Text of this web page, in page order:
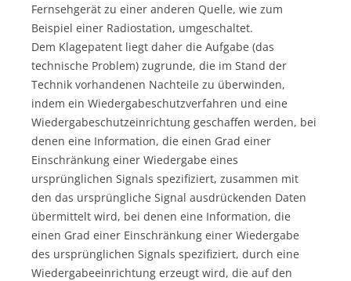
Fernsehgerät zu einer anderen Quelle, wie zum
Beispiel einer Radiostation, umgeschaltet.
Dem Klagepatent liegt daher die Aufgabe (das
technische Problem) zugrunde, die im Stand der
Technik vorhandenen Nachteile zu überwinden,
indem ein Wiedergabeschutzverfahren und eine
Wiedergabeschutzeinrichtung geschaffen werden, bei
denen eine Information, die einen Grad einer
Einschränkung einer Wiedergabe eines
ursprünglichen Signals spezifiziert, zusammen mit
den das ursprüngliche Signal ausdrückenden Daten
übermittelt wird, bei denen eine Information, die
einen Grad einer Einschränkung einer Wiedergabe
des ursprünglichen Signals spezifiziert, durch eine
Wiedergabeeinrichtung erzeugt wird, die auf den